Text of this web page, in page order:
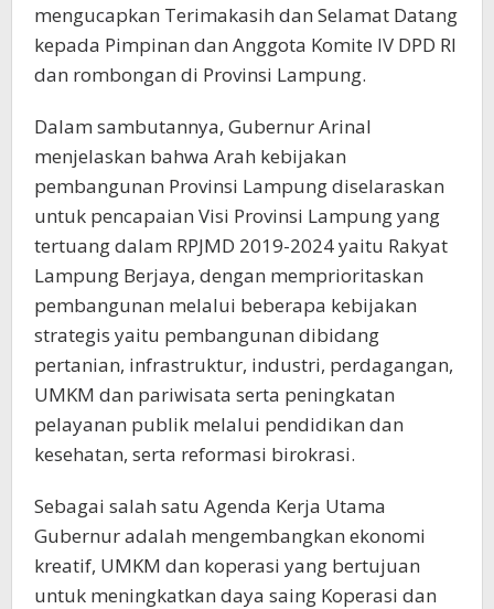
mengucapkan Terimakasih dan Selamat Datang
kepada Pimpinan dan Anggota Komite IV DPD RI
dan rombongan di Provinsi Lampung.
Dalam sambutannya, Gubernur Arinal
menjelaskan bahwa Arah kebijakan
pembangunan Provinsi Lampung diselaraskan
untuk pencapaian Visi Provinsi Lampung yang
tertuang dalam RPJMD 2019-2024 yaitu Rakyat
Lampung Berjaya, dengan memprioritaskan
pembangunan melalui beberapa kebijakan
strategis yaitu pembangunan dibidang
pertanian, infrastruktur, industri, perdagangan,
UMKM dan pariwisata serta peningkatan
pelayanan publik melalui pendidikan dan
kesehatan, serta reformasi birokrasi.
Sebagai salah satu Agenda Kerja Utama
Gubernur adalah mengembangkan ekonomi
kreatif, UMKM dan koperasi yang bertujuan
untuk meningkatkan daya saing Koperasi dan